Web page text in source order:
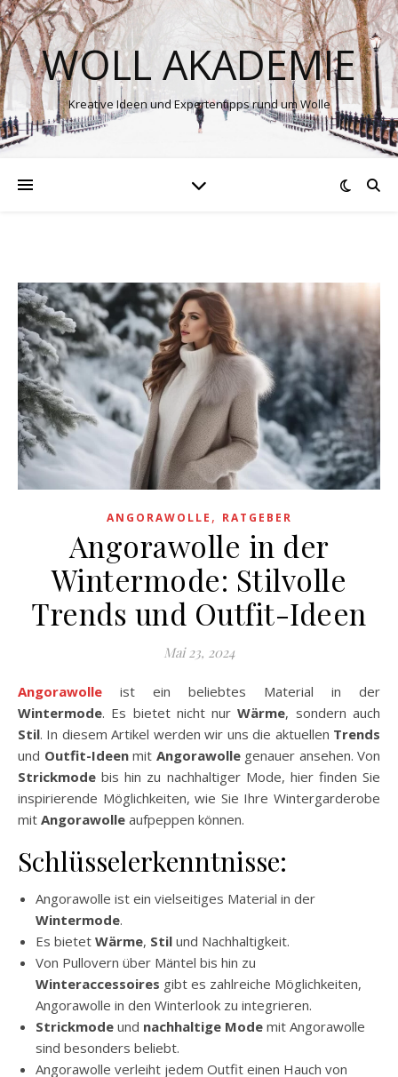
WOLL AKADEMIE
Kreative Ideen und Expertentipps rund um Wolle
ANGORAWOLLE , RATGEBER
Angorawolle in der
Wintermode: Stilvolle
Trends und Outfit-Ideen
Mai 23, 2024
Angorawolle ist ein beliebtes Material in der
Wintermode. Es bietet nicht nurWärme, sondern auch
Stil. In diesem Artikel werden wir uns die aktuellen Trends
und Outfit-Ideenmit Angorawollegenauer ansehen. Von
Strickmode bis hin zu nachhaltiger Mode, hier finden Sie
inspirierende Möglichkeiten, wie Sie Ihre Wintergarderobe
mit Angorawolle aufpeppen können.
Schlüsselerkenntnisse:
Angorawolle ist ein vielseitiges Material in der
Wintermode.
Es bietet Wärme, Stil und Nachhaltigkeit.
Von Pullovern über Mäntel bis hin zu
Winteraccessoires gibt es zahlreiche Möglichkeiten,
Angorawolle in den Winterlook zu integrieren.
Strickmode und nachhaltige Mode mit Angorawolle
sind besonders beliebt.
Angorawolle verleiht jedem Outfit einen Hauch von